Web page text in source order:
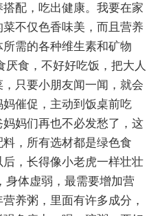
配，吃出健康。我要在家
不仅色香味美，而且营养
需的各种维生素和矿物
厌食，不好好吃饭，把大人
只要小朋友闻一闻，就会
催促，主动到饭桌前吃
妈们再也不必发愁了，这
，所有选材都是绿色食
，长得像小老虎一样壮壮
身体虚弱，最需要增加营
养粥，里面有许多成分，